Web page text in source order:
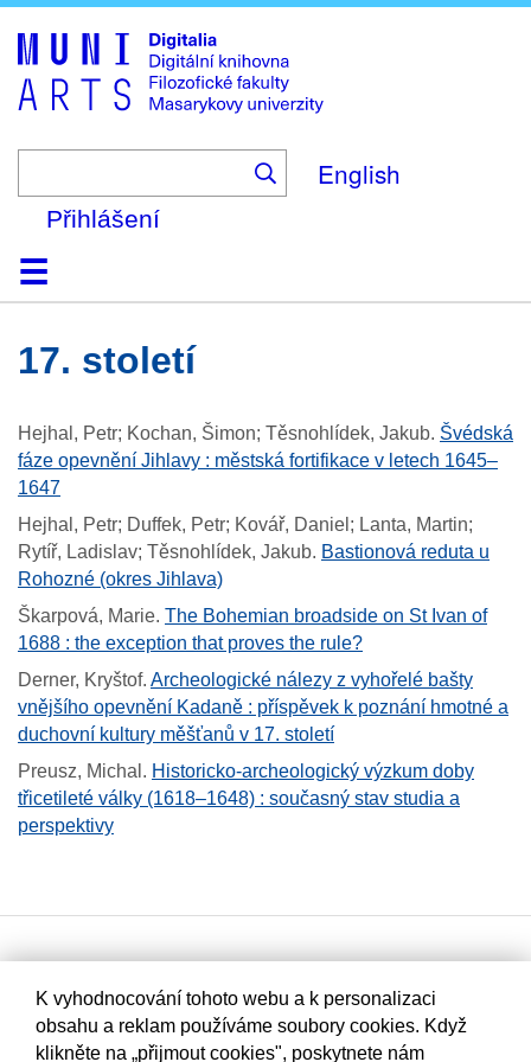
to
main
content
English
Přihlášení
DomůKolekce
Prohlížení
Vyhledávání
O platformě
Nápověda
KontaktDigitalia
17. století
Hejhal, Petr; Kochan, Šimon; Těsnohlídek, Jakub. Švédská
fáze opevnění Jihlavy : městská fortifikace v letech 1645–
1647
Hejhal, Petr; Duffek, Petr; Kovář, Daniel; Lanta, Martin;
Rytíř, Ladislav; Těsnohlídek, Jakub. Bastionová reduta u
Rohozné (okres Jihlava)
Škarpová, Marie. The Bohemian broadside on St Ivan of
1688 : the exception that proves the rule?
Derner, Kryštof. Archeologické nálezy z vyhořelé bašty
vnějšího opevnění Kadaně : příspěvek k poznání hmotné a
duchovní kultury měšťanů v 17. století
Preusz, Michal . Historicko-archeologický výzkum doby
třicetileté války (1618–1648) : současný stav studia a
perspektivy
K vyhodnocování tohoto webu a k personalizaci
obsahu a reklam používáme soubory cookies. Když
klikněte na „přijmout cookies", poskytnete nám